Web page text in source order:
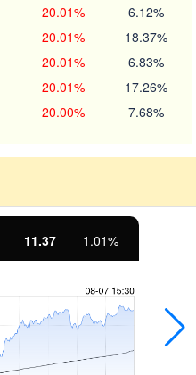
20.01% 6.12%
20.01% 18.37%
20.01% 6.83%
20.01% 17.26%
20.00% 7.68%
11.37 1.01%